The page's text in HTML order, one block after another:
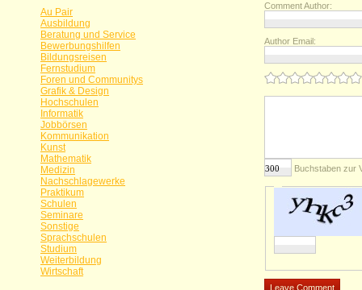
Au Pair
Ausbildung
Beratung und Service
Bewerbungshilfen
Bildungsreisen
Fernstudium
Foren und Communitys
Grafik & Design
Hochschulen
Informatik
Jobbörsen
Kommunikation
Kunst
Mathematik
Medizin
Nachschlagewerke
Praktikum
Schulen
Seminare
Sonstige
Sprachschulen
Studium
Weiterbildung
Wirtschaft
Comment Author:
Author Email:
Buchstaben zur